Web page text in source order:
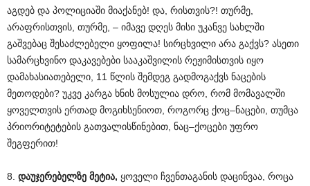
აგდებ და პოლიციაში მიაქანებ! და, რისთვის?! თურმე,
არაფრისთვის, თურმე, – იმავე დღეს მისი უკანვე სახლში
გაშვებაც შესაძლებელი ყოფილა! სირცხვილი არა გაქვს? ასეთი
სამარცხვინო დაკავებები სააკაშვილის რეჟიმისთვის იყო
დამახასიათებელი, 11 წლის შემდეგ გადმოგაქვს ნაცების
მეთოდები? უკვე კარგა ხნის მოსულია დრო, რომ მომავალში
ყოველთვის ერთად მოგიხსენიოთ, როგორც ქოც–ნაცები, თუმცა
პრიორიტეტების გათვალისწინებით, ნაც–ქოცები უფრო
შეგფერით!
8. დაუჯერებელზე მეტია, ყოველი ჩვენთაგანის დაცინვაა, როცა